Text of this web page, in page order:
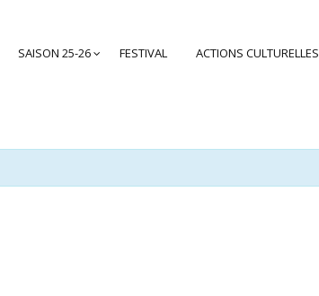
SAISON 25-26 FESTIVAL ACTIONS CULTURELLES